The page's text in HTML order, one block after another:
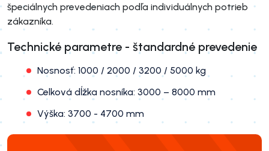
špeciálnych prevedeniach podľa individuálnych potrieb
zákazníka.
Technické parametre - štandardné prevedenie
Nosnosť: 1000 / 2000 / 3200 / 5000 kg
Celková dĺžka nosníka: 3000 – 8000 mm
Výška: 3700 - 4700 mm